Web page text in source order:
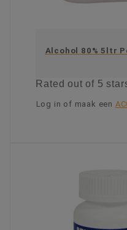
Alcohol 80% 5ltr
Ratedout of 5
Log in of maak een